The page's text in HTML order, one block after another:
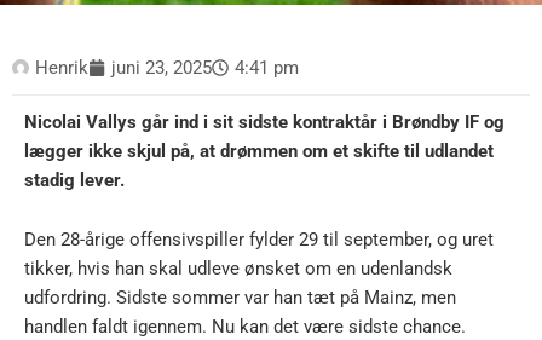
Henrik juni 23, 2025 4:41 pm
Nicolai Vallys går ind i sit sidste kontraktår i Brøndby IF og
lægger ikke skjul på, at drømmen om et skifte til udlandet
stadig lever.
Den 28-årige offensivspiller fylder 29 til september, og uret
tikker, hvis han skal udleve ønsket om en udenlandsk
udfordring. Sidste sommer var han tæt på Mainz, men
handlen faldt igennem. Nu kan det være sidste chance.